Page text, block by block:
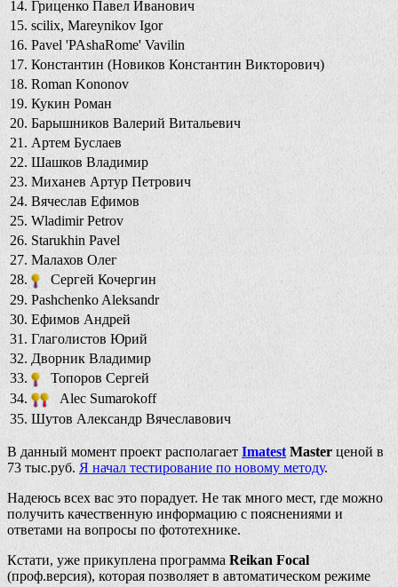
14. Гриценко Павел Иванович
15. scilix, Mareynikov Igor
16. Pavel 'PAshaRome' Vavilin
17. Константин (Новиков Константин Викторович)
18. Roman Kononov
19. Кукин Роман
20. Барышников Валерий Витальевич
21. Артем Буслаев
22. Шашков Владимир
23. Миханев Артур Петрович
24. Вячеслав Ефимов
25. Wladimir Petrov
26. Starukhin Pavel
27. Малахов Олег
28.
Сергей Кочергин
29. Pashchenko Aleksandr
30. Ефимов Андрей
31. Глаголистов Юрий
32. Дворник Владимир
33.
Топоров Сергей
34.
Alec Sumarokoff
35. Шутов Александр Вячеславович
В данный момент проект располагает Imatest Master ценой в
73 тыс.руб. Я начал тестирование по новому методу.
Надеюсь всех вас это порадует. Не так много мест, где можно
получить качественную информацию с пояснениями и
ответами на вопросы по фототехнике.
Кстати, уже прикуплена программа Reikan Focal
(проф.версия), которая позволяет в автоматическом режиме